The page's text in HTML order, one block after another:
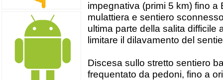
impegnativa (primi 5 km) fino
mulattiera e sentiero
ultima parte della salita difficile
limitare il dilavamento del
Discesa sullo stretto sentiero
frequentato da pedoni, fino a